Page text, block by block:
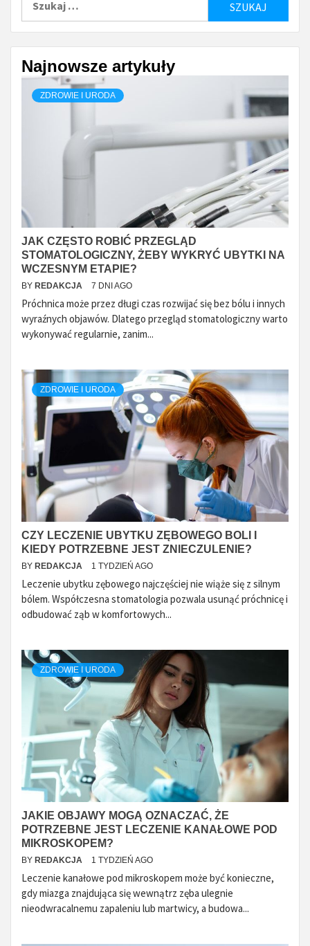
Najnowsze artykuły
ZDROWIE I URODA
JAK CZĘSTO ROBIĆ PRZEGLĄD
STOMATOLOGICZNY, ŻEBY WYKRYĆ UBYTKI NA
WCZESNYM ETAPIE?
BY REDAKCJA 7 DNI AGO
Próchnica może przez długi czas rozwijać się bez bólu i innych
wyraźnych objawów. Dlatego przegląd stomatologiczny warto
wykonywać regularnie, zanim...
ZDROWIE I URODA
CZY LECZENIE UBYTKU ZĘBOWEGO BOLI I
KIEDY POTRZEBNE JEST ZNIECZULENIE?
BY REDAKCJA 1 TYDZIEŃ AGO
Leczenie ubytku zębowego najczęściej nie wiąże się z silnym
bólem. Współczesna stomatologia pozwala usunąć próchnicę i
odbudować ząb w komfortowych...
ZDROWIE I URODA
JAKIE OBJAWY MOGĄ OZNACZAĆ, ŻE
POTRZEBNE JEST LECZENIE KANAŁOWE POD
MIKROSKOPEM?
BY REDAKCJA 1 TYDZIEŃ AGO
Leczenie kanałowe pod mikroskopem może być konieczne,
gdy miazga znajdująca się wewnątrz zęba ulegnie
nieodwracalnemu zapaleniu lub martwicy, a budowa...